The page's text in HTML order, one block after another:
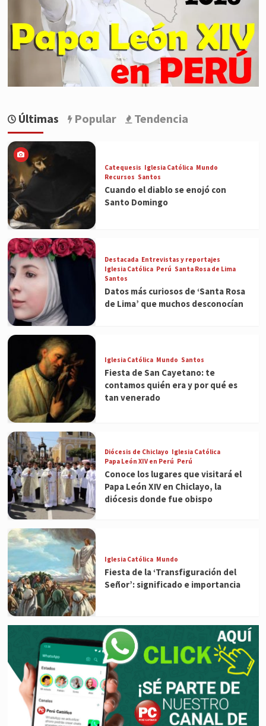
Últimas Popular Tendencia
Catequesis Iglesia Católica Mundo
Recursos Santos
Cuando el diablo se enojó con
Santo Domingo
Destacada Entrevistas y reportajes
Iglesia Católica Perú Santa Rosa de Lima
Santos
Datos más curiosos de ‘Santa Rosa
de Lima’ que muchos desconocían
Iglesia Católica Mundo Santos
Fiesta de San Cayetano: te
contamos quién era y por qué es
tan venerado
Diócesis de Chiclayo Iglesia Católica
Papa León XIV en Perú Perú
Conoce los lugares que visitará el
Papa León XIV en Chiclayo, la
diócesis donde fue obispo
Iglesia Católica Mundo
Fiesta de la ‘Transfiguración del
Señor’: significado e importancia